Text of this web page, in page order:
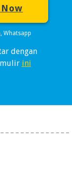
Whatsapp
dengan
ini